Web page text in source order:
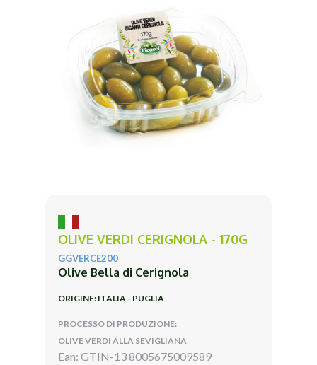
OLIVE VERDI CERIGNOLA - 170G
GGVERCE200
Olive Bella di Cerignola
ORIGINE: ITALIA - PUGLIA
PROCESSO DI PRODUZIONE:
OLIVE VERDI ALLA SEVIGLIANA
Ean: GTIN-13 8005675009589